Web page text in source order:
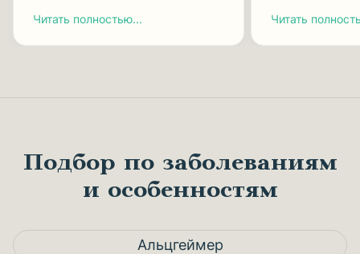
Читать полностью...
Читать
Подбор по заболеваниям
и особенностям
Альцгеймер